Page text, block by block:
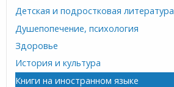
Детская и подростковая литература
Душепопечение, психология
Здоровье
История и культура
Книги на иностранном языке